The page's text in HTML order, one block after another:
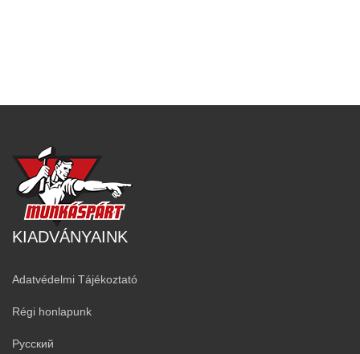
KIADVÁNYAINK
Adatvédelmi Tájékoztató
Régi honlapunk
Русский